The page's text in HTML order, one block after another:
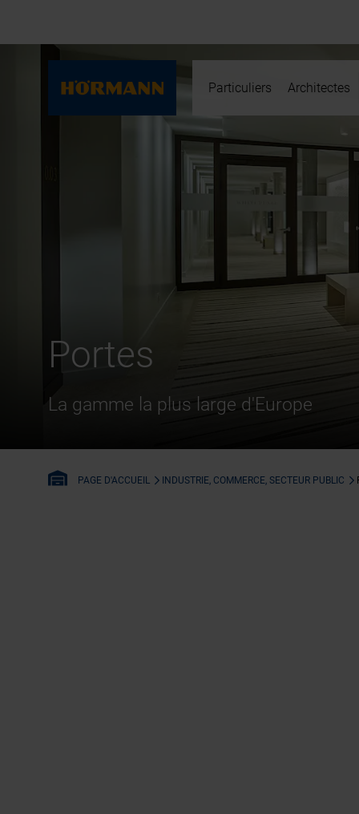
Particuliers Architectes
Portes
La gamme la plus large d'Europe
PAGE D'ACCUEIL INDUSTRIE, COMMERCE, SECTEUR PUBLIC